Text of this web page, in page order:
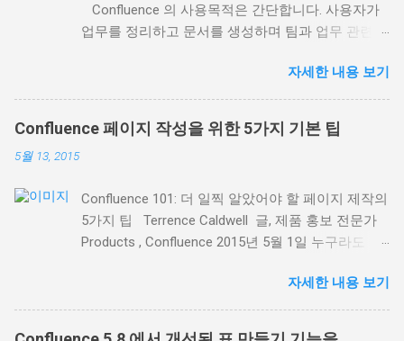
Confluence 의 사용목적은 간단합니다. 사용자가
업무를 정리하고 문서를 생성하며 팀과 업무 관련
또는 회사가 접근할 수 있는 한 장소에 모든 업무를
집중화(하고 정리)할 수 있도록 하는 것입니다. 이번
블로그 소식에서는 최근 배포된 Confluence 5.8 에
서 제공되는 기존 매크로 의 크게 개선된 3가지 기
등을 통한 관련 페이지의 정보 표시 레이블 콘텐츠
매크로 ( Content by Label macro ) 는 동일한 페이
지 레이블을 사용해 관련 페이지 목록을 동적으로
더 좋아졌기 때문입니다. 예를 들어, Confluence 내
고객 면담 내용을 기록한 모든 페이지를 레이블 콘
텐츠 매크로를 사용해 목록으로 표시할 수 있습니
자세한 내용 보기
Confluence 페이지 작성을 위한 5가지 기본 팁
5월 13, 2015
Confluence 101: 더 일찍 알았어야 할 페이지 제작의
5가지 팁 Terrence Caldwell 글, 제품 홍보 전문가
Products , Confluence 2015년 5월 1일 누구라도
페이지가 얼마나 강력한지, 그리고 페이지로 컨텐츠
를 만들려면 얼마간의 연습이 필요하다는 것을 아실
겁니다. Confluence를 성공적으로 사용하려면 온라
자세한 내용 보기